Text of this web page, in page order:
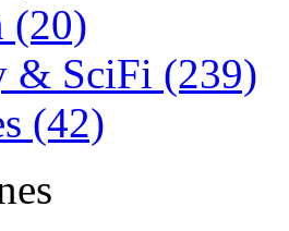
(20)
& SciFi (239)
(42)